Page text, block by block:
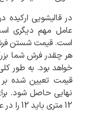
در قالیشویی
عامل مهم دیگری
است. قیمت شستن
هر چقدر فرش شما
خواهد بود. به طور
قیمت تعیین شده
نهایی حاصل شود.
12 متری باید 12 را در عدد مشخص شده ضرب نمایید.